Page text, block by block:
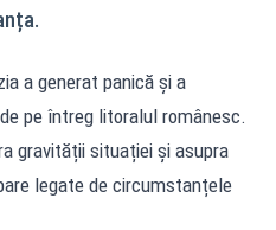
a generat panică și a
pe întreg litoralul românesc.
gravității situației și asupra
legate de circumstanțele